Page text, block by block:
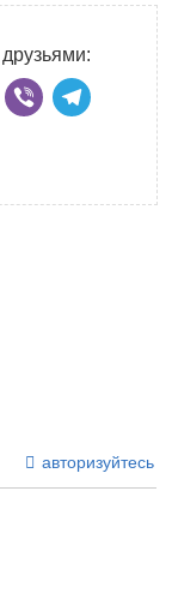
авторизуйтесь